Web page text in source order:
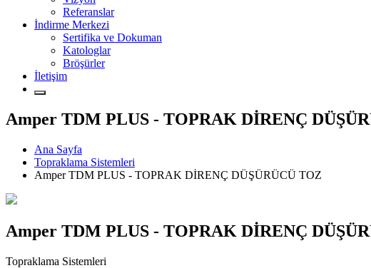
Referanslar
İndirme Merkezi
Sertifika ve Dokuman
Katologlar
Bröşürler
İletişim
Amper TDM PLUS - TOPRAK DİRENÇ
Ana Sayfa
Topraklama Sistemleri
Amper TDM PLUS - TOPRAK DİRENÇ DÜŞÜRÜCÜ TOZ
Amper TDM PLUS - TOPRAK DİRENÇ
Topraklama Sistemleri